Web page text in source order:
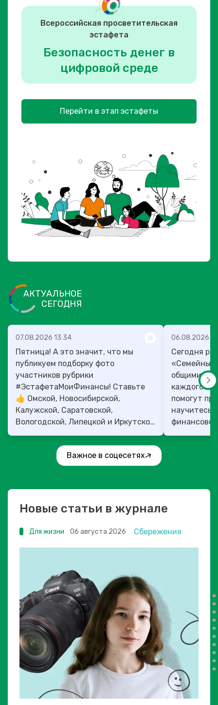
Всероссийская просветительская
эстафета
Безопасность денег в
цифровой среде
Перейти в этап эстафеты
АКТУАЛЬНОЕ
СЕГОДНЯ
07.08.2026 13:34
Пятница! А это значит, что мы
публикуем подборку фото
участников рубрики
#ЭстафетаМоиФинансы! Ставьте
👍 Омской, Новосибирской,
Калужской, Саратовской,
Вологодской, Липецкой и Иркутской
областям!
06.08.2026
Сегодня
«Семейный
общими
каждого»!
помогут
научитесь:
Важное в соцесетях
Новые статьи в журнале
Для жизни 06 августа 2026 Сбережения